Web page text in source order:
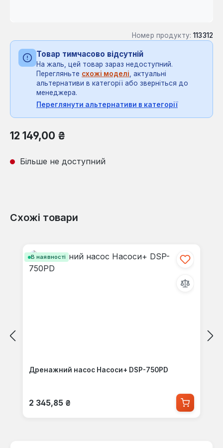
Номер продукту: 113312
Товар тимчасово відсутній
На жаль, цей товар зараз недоступний.
Перегляньте схожі моделі, актуальні
альтернативи в категорії або зверніться до
менеджера.
Переглянути альтернативи в категорії
Звичайна ціна:
12 149,00 ₴
Більше не доступний
Схожі товари
В наявності
Дренажний насос Насоси+ DSP-750PD
Звичайна ціна:
2 345,85 ₴